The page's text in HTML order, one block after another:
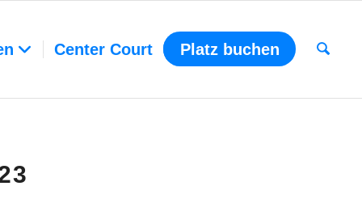
Center Court Platz buchen